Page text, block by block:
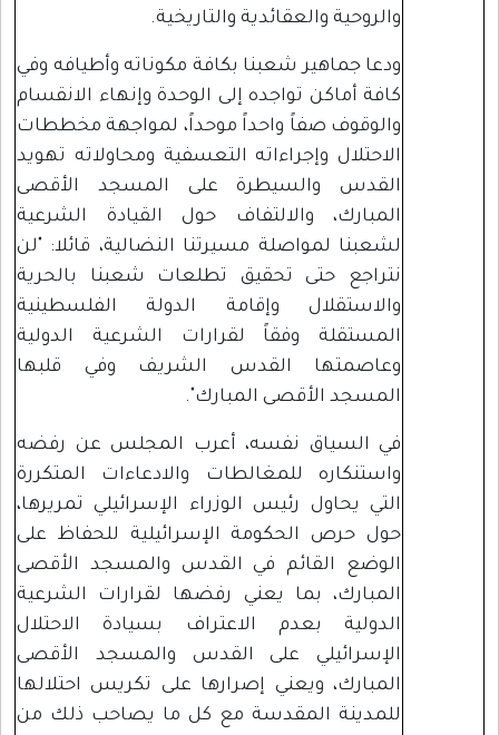
والروحية والعقائدية والتاريخية.
ودعا جماهير شعبنا بكافة مكوناته وأطيافه وفي
كافة أماكن تواجده إلى الوحدة وإنهاء الانقسام
والوقوف صفاً واحداً موحداً، لمواجهة مخططات
الاحتلال وإجراءاته التعسفية ومحاولاته تهويد
القدس والسيطرة على المسجد الأقصى
المبارك، والالتفاف حول القيادة الشرعية
لشعبنا لمواصلة مسيرتنا النضالية، قائلا: "لن
نتراجع حتى تحقيق تطلعات شعبنا بالحرية
والاستقلال وإقامة الدولة الفلسطينية
المستقلة وفقاً لقرارات الشرعية الدولية
وعاصمتها القدس الشريف وفي قلبها
المسجد الأقصى المبارك".
في السياق نفسه، أعرب المجلس عن رفضه
واستنكاره للمغالطات والادعاءات المتكررة
التي يحاول رئيس الوزراء الإسرائيلي تمريرها،
حول حرص الحكومة الإسرائيلية للحفاظ على
الوضع القائم في القدس والمسجد الأقصى
المبارك، بما يعني رفضها لقرارات الشرعية
الدولية بعدم الاعتراف بسيادة الاحتلال
الإسرائيلي على القدس والمسجد الأقصى
المبارك، ويعني إصرارها على تكريس احتلالها
للمدينة المقدسة مع كل ما يصاحب ذلك من